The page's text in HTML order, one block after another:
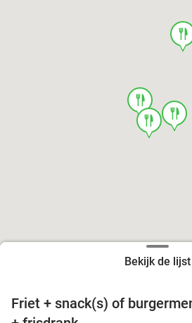
food
food
food
food
food
food
Bekijk de lijst
Friet + snack(s) of